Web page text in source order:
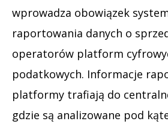
wprowadza obowiązek
raportowania danych o
operatorów platform
podatkowych. Informacje
platformy trafiają do
gdzie są analizowane pod